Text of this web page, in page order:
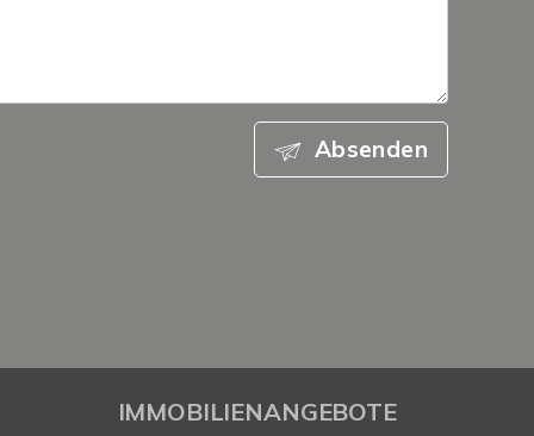
Absenden
IMMOBILIENANGEBOTE